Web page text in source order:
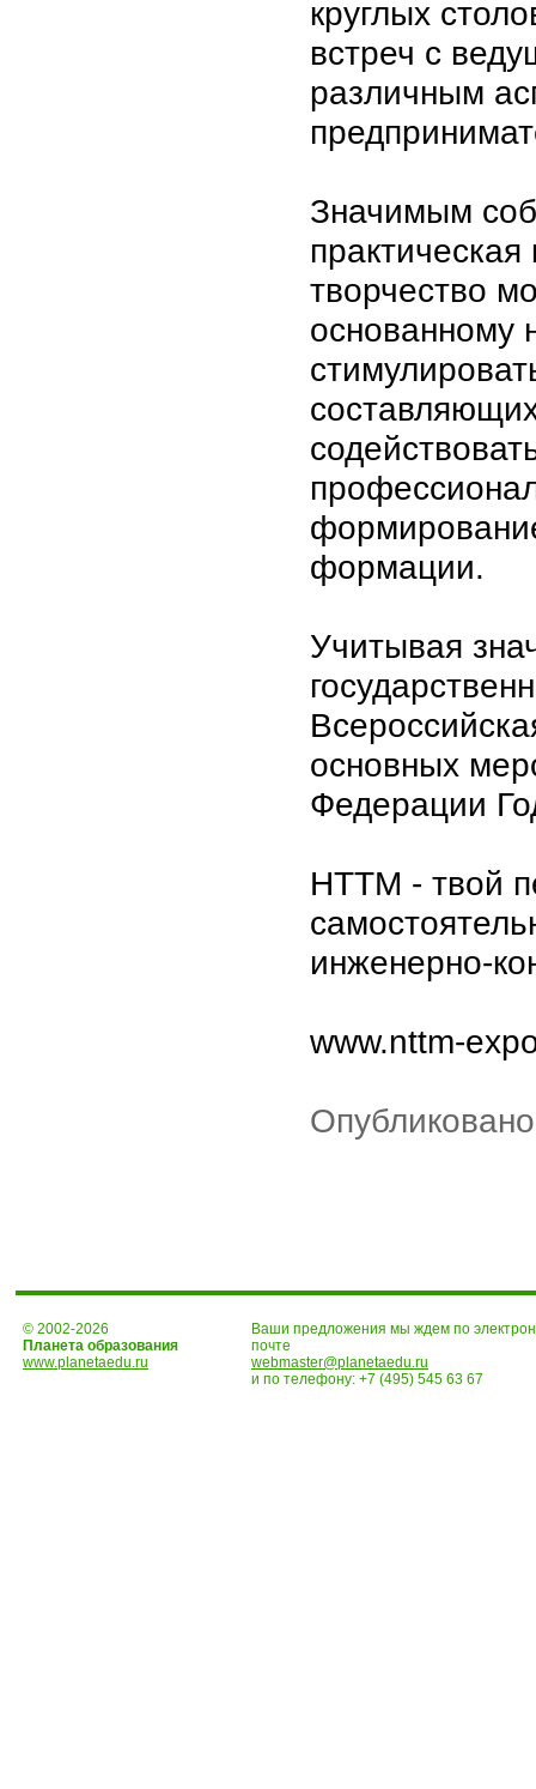
круглых
встреч с
различным
Значимым
творчество
основанному
формации.
Учитывая
основных
Федерации
НТТМ - твой
инженерно-
www.nttm-
© 2002-2026
Планета образования
www.planetaedu.ru
Ваши предложения мы ждем по
почте
webmaster@planetaedu.ru
и по телефону: +7 (495) 545 63 67